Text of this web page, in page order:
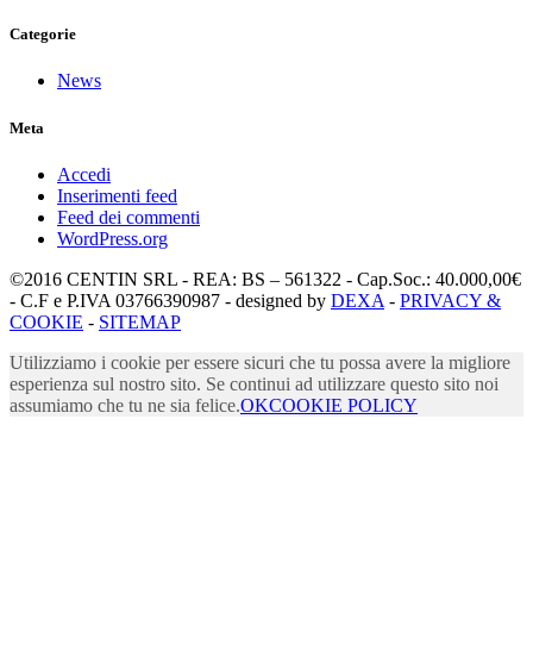
Categorie
News
Meta
Accedi
Inserimenti feed
Feed dei commenti
WordPress.org
©2016 CENTIN SRL - REA: BS – 561322 - Cap.Soc.: 40.000,00€
- C.F e P.IVA 03766390987 - designed by DEXA - PRIVACY &
COOKIE - SITEMAP
Utilizziamo i cookie per essere sicuri che tu possa avere la migliore
esperienza sul nostro sito. Se continui ad utilizzare questo sito noi
assumiamo che tu ne sia felice.OKCOOKIE POLICY